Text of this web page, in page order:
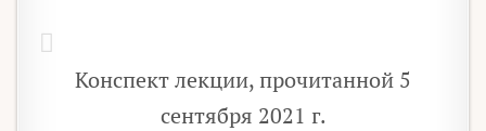
Конспект лекции, прочитанной 5
сентября 2021 г.